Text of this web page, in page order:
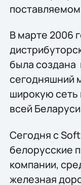
В марте 2006
была создана
сегодняшний
широкую
всей
Сегодня с
белорусские
компании,
железная